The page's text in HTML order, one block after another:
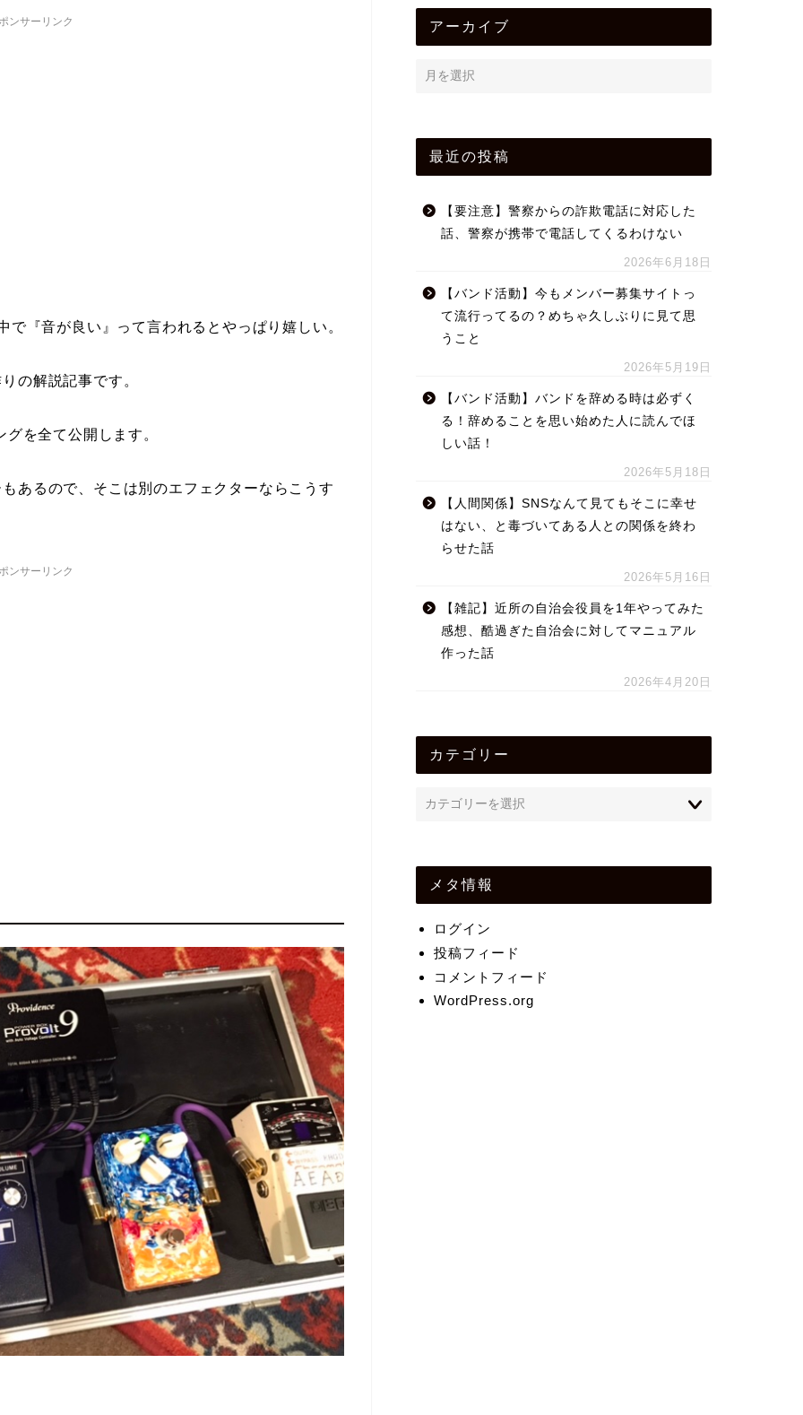
ンサーリンク
『音が良い』って言われるとやっぱり嬉しい。
の解説記事です。
を全て公開します。
あるので、そこは別のエフェクターならこうす
ンサーリンク
アーカイブ
最近の投稿
【要注意】警察からの詐欺電話に対応した
話、警察が携帯で電話してくるわけない
2026年6月18日
【バンド活動】今もメンバー募集サイトっ
て流行ってるの？めちゃ久しぶりに見て思
うこと
2026年5月19日
【バンド活動】バンドを辞める時は必ずく
る！辞めることを思い始めた人に読んでほ
しい話！
2026年5月18日
【人間関係】SNSなんて見てもそこに幸せ
はない、と毒づいてある人との関係を終わ
らせた話
2026年5月16日
【雑記】近所の自治会役員を1年やってみた
感想、酷過ぎた自治会に対してマニュアル
作った話
2026年4月20日
カテゴリー
メタ情報
ログイン
投稿フィード
コメントフィード
WordPress.org